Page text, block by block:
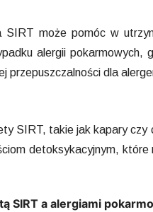
SIRT może pomóc w
alergii pokarmowych,
przepuszczalności dla
SIRT, takie jak kapary czy
detoksykacyjnym,
SIRT a alergiami